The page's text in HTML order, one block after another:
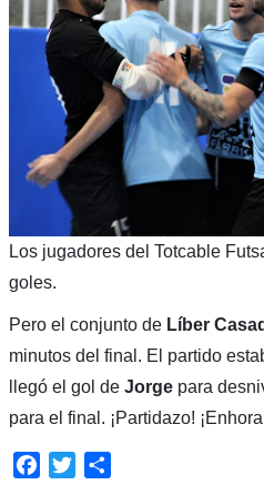
Los jugadores del Totcable
goles.
Pero el conjunto de Líber
minutos del final. El partido
llegó el gol de Jorgepara
para el final. ¡Partidazo!
Facebook
Twitter